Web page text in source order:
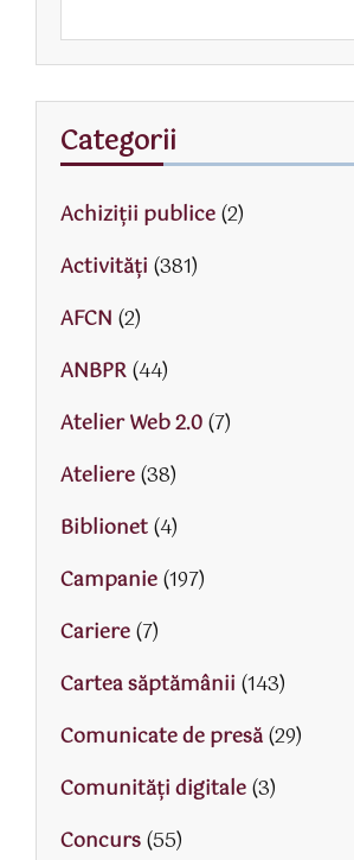
Categorii
Achiziții publice(2)
Activităţi (381)
AFCN (2)
ANBPR(44)
Atelier Web 2.0(7)
Ateliere(38)
Biblionet(4)
Campanie(197)
Cariere(7)
Cartea săptămânii (143)
Comunicate de presă(29)
Comunități digitale(3)
Concurs(55)